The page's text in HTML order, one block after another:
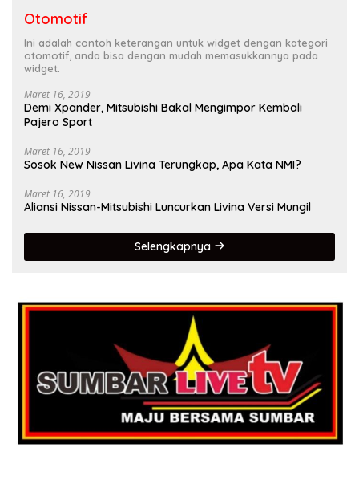
Otomotif
Ini adalah contoh keterangan untuk widget dengan kategori
otomotif, anda bisa dengan mudah memasukkannya pada
widget.
Maret 16, 2019
Demi Xpander, Mitsubishi Bakal Mengimpor Kembali
Pajero Sport
Maret 16, 2019
Sosok New Nissan Livina Terungkap, Apa Kata NMI?
Maret 16, 2019
Aliansi Nissan-Mitsubishi Luncurkan Livina Versi Mungil
Selengkapnya